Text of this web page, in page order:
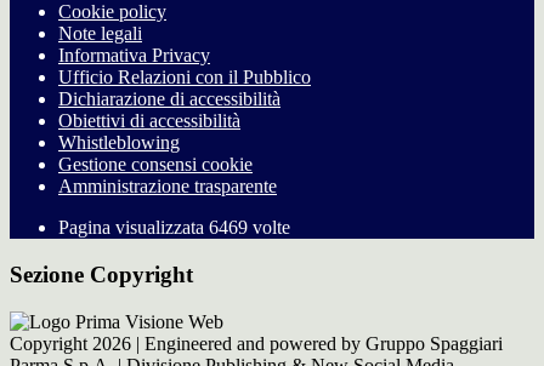
Cookie policy
Note legali
Informativa Privacy
Ufficio Relazioni con il Pubblico
Dichiarazione di accessibilità
Obiettivi di accessibilità
Whistleblowing
Gestione consensi cookie
Amministrazione trasparente
Pagina visualizzata 6469 volte
Sezione Copyright
Copyright 2026 | Engineered and powered by Gruppo Spaggiari